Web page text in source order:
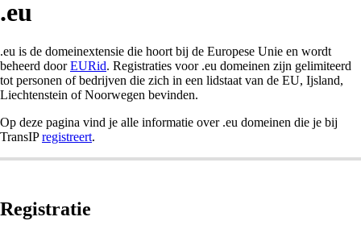
.eu
.eu is de domeinextensie die hoort bij de Europese Unie en wordt
beheerd doorEURid. Registraties voor .eu domeinen zijn gelimiteerd
tot personen of bedrijven die zich in een lidstaat van de EU, Ijsland,
Liechtenstein of Noorwegen bevinden.
Op deze pagina vind je alle informatie over .eu domeinen die je bij
TransIPregistreert.
Registratie